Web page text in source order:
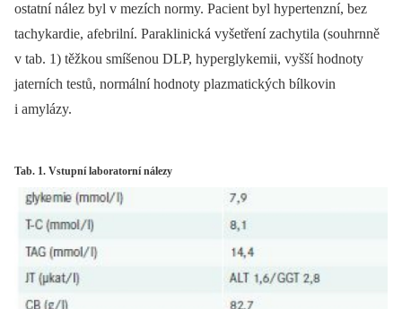
ostatní nález byl v mezích normy. Pacient byl hypertenzní, bez
tachykardie, afebrilní. Paraklinická vyšetření zachytila (souhrnně
v tab. 1) těžkou smíšenou DLP, hyperglykemii, vyšší hodnoty
jaterních testů, normální hodnoty plazmatických bílkovin
i amylázy.
Tab. 1. Vstupní laboratorní nálezy